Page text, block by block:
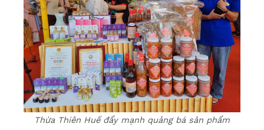
Thừa Thiên Huế đẩy mạnh quảng bá sản phẩm